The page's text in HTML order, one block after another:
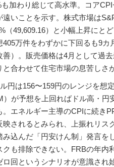
加わり総じて高水準。コア
遠いことを示す。株式市場は
（49,609.16）と小幅上昇にと
405万件をわずかに下回るも9カ
善）。販売価格は4月として過
と合わせて住宅市場の息苦しさ
ル円は156〜159円のレンジを想
）が予想を上回ればドル高・円
。エネルギー主導のCPIに続き
映されるとみられ、上振れリス
み込んだ「円安けん制」発言を
クも排除できない。FRBの年内
ロ回というシナリオが意識され